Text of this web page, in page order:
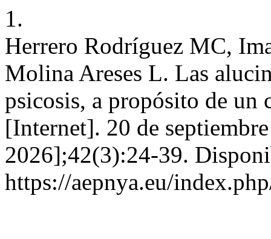
1.
Herrero Rodríguez MC,
Molina Areses L. Las
psicosis, a propósito de un
[Internet]. 20 de
2026];42(3):24-39.
https://aepnya.eu/